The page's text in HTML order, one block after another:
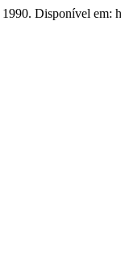
Disponível em: